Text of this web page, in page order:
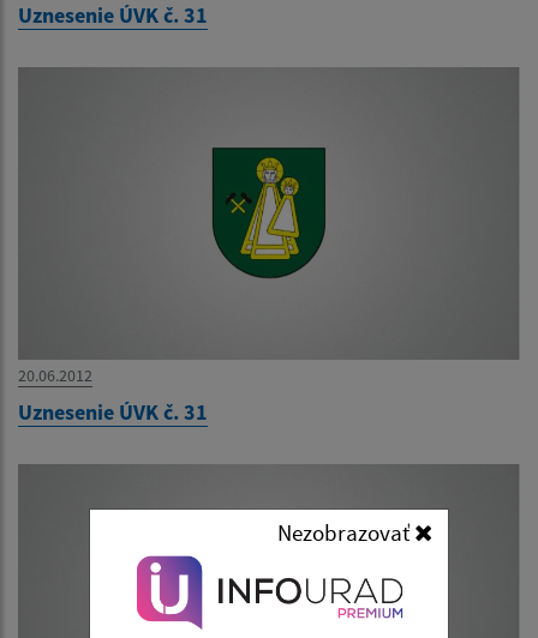
Nezobrazovať
Uznesenie ÚVK č. 31
20.06.2012
Uznesenie ÚVK č. 31